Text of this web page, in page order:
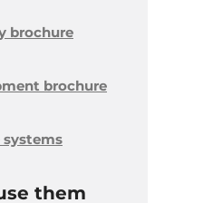
brochure
brochure
them